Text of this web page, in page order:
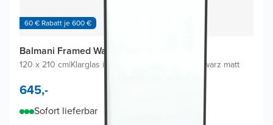
60 € Rabatt je 600 €
Balmani Framed Walk-in Dusche
120 x 210 cm|Klarglas inklusive Coating Profil Schwarz matt
645,-
Sofort lieferbar